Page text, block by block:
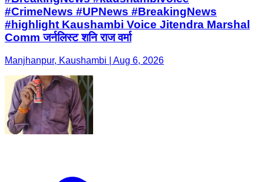
#CrimeNews #UPNews #BreakingNews
#highlight Kaushambi Voice Jitendra Marshal
Comm जर्नलिस्ट शनि राज वर्मा
Manjhanpur, Kaushambi | Aug 6, 2026